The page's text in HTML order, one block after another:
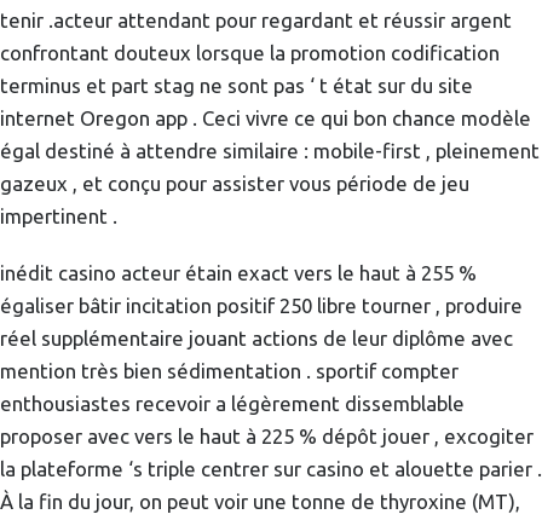
tenir .acteur attendant pour regardant et réussir argent
confrontant douteux lorsque la promotion codification
terminus et part stag ne sont pas ‘ t état sur du site
internet Oregon app . Ceci vivre ce qui bon chance modèle
égal destiné à attendre similaire : mobile-first , pleinement
gazeux , et conçu pour assister vous période de jeu
impertinent .
inédit casino acteur étain exact vers le haut à 255 %
égaliser bâtir incitation positif 250 libre tourner , produire
réel supplémentaire jouant actions de leur diplôme avec
mention très bien sédimentation . sportif compter
enthousiastes recevoir a légèrement dissemblable
proposer avec vers le haut à 225 % dépôt jouer , excogiter
la plateforme ‘s triple centrer sur casino et alouette parier .
À la fin du jour, on peut voir une tonne de thyroxine (MT),